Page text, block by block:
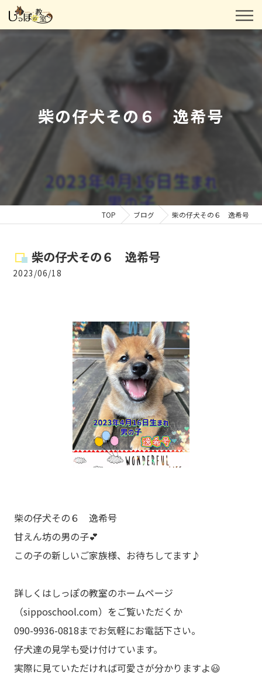
柴の仔犬その６ 逸希号
TOP ブログ 柴の仔犬その６ 逸希号
柴の仔犬その６ 逸希号
2023/06/18
柴の仔犬その６ 逸希号
甘えん坊の男の子💕
この子の新しいご家族様、お待ちしてます♪
詳しくはしっぽの教室のホームページ
（sipposchool.com）をご覧いただくか
090-9936-0818までお気軽にお電話下さい。
仔犬達の見学も受け付けています。
実際に見ていただければ可愛さが分かりますよ😃